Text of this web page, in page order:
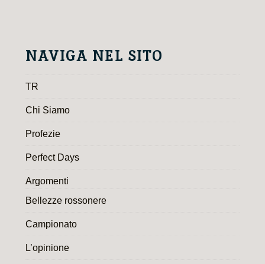
NAVIGA NEL SITO
TR
Chi Siamo
Profezie
Perfect Days
Argomenti
Bellezze rossonere
Campionato
L’opinione